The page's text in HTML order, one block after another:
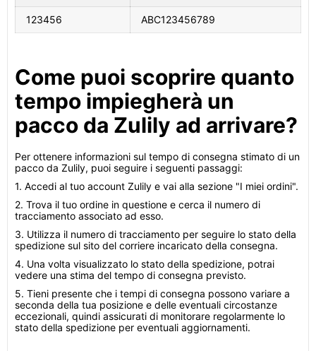
123456 ABC123456789
Come puoi scoprire quanto
tempo impiegherà un
pacco da Zulily ad arrivare?
Per ottenere informazioni sul tempo di consegna stimato di un
pacco da Zulily, puoi seguire i seguenti passaggi:
1. Accedi al tuo account Zulily e vai alla sezione "I miei ordini".
2. Trova il tuo ordine in questione e cerca il numero di
tracciamento associato ad esso.
3. Utilizza il numero di tracciamento per seguire lo stato della
spedizione sul sito del corriere incaricato della consegna.
4. Una volta visualizzato lo stato della spedizione, potrai
vedere una stima del tempo di consegna previsto.
5. Tieni presente che i tempi di consegna possono variare a
seconda della tua posizione e delle eventuali circostanze
eccezionali, quindi assicurati di monitorare regolarmente lo
stato della spedizione per eventuali aggiornamenti.